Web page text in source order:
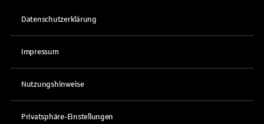
Datenschutzerklärung
Impressum
Nutzungshinweise
Privatsphäre-Einstellungen